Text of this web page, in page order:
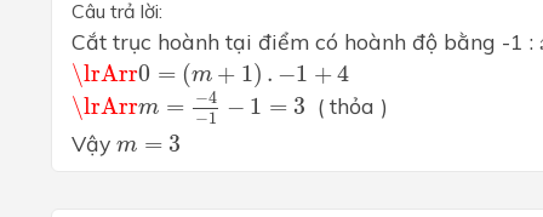
Câu trả lời:
Cắt trục hoành tại điểm có hoành độ bằng -1 :
\lrArr0 = (m + 1) . −1 +4
\lrArr 0= m ) −1
\lrArrm = −4
−1 − 1 = 3
\lrArrm 4−1 1=3
  ( thỏa )
Vậy m = 3
m